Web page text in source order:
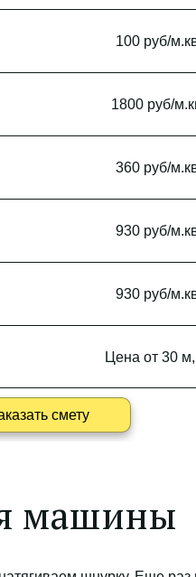
100 руб/
1800 руб/
360 руб/
930 руб/
930 руб/
Цена от 30
смету
машины